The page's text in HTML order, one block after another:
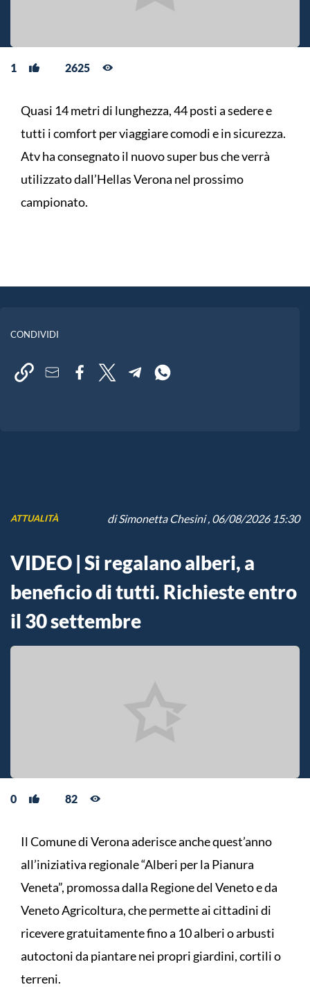
1 2625
Quasi 14 metri di lunghezza, 44 posti a sedere e
tutti i comfort per viaggiare comodi e in sicurezza.
Atv ha consegnato il nuovo super bus che verrà
utilizzato dall’Hellas Verona nel prossimo
campionato.
CONDIVIDI
ATTUALITÀ diSimonetta Chesini, 06/08/2026 15:30
VIDEO | Si regalano alberi, a
beneficio di tutti. Richieste entro
il 30 settembre
0 82
Il Comune di Verona aderisce anche quest’anno
all’iniziativa regionale “Alberi per la Pianura
Veneta”, promossa dalla Regione del Veneto e da
Veneto Agricoltura, che permette ai cittadini di
ricevere gratuitamente fino a 10 alberi o arbusti
autoctoni da piantare nei propri giardini, cortili o
terreni.